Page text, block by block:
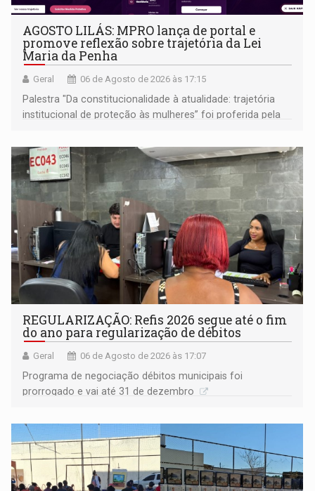
AGOSTO LILÁS: MPRO lança de portal e
promove reflexão sobre trajetória da Lei
Maria da Penha
Geral 06 de Agosto de 2026 às 17:15
Palestra "Da constitucionalidade à atualidade: trajetória
institucional de proteção às mulheres” foi proferida pela
Goiás
REGULARIZAÇÃO: Refis 2026 segue até o fim
do ano para regularização de débitos
Geral 06 de Agosto de 2026 às 17:07
Programa de negociação débitos municipais foi
prorrogado e vai até 31 de dezembro